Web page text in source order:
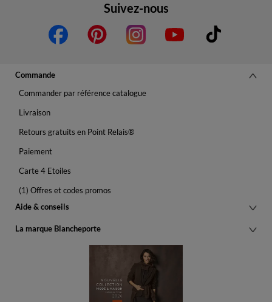
Suivez-nous
Commande
Commander par référence catalogue
Livraison
Retours gratuits en Point Relais®
Paiement
Carte 4 Etoiles
(1) Offres et codes promos
Aide & conseils
La marque Blancheporte